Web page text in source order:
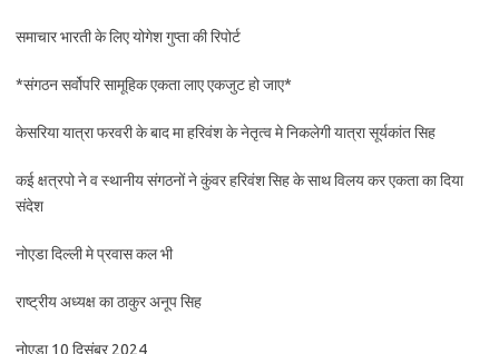
समाचार भारती के लिए योगेश गुप्ता की रिपोर्ट
*संगठन सर्वोपरि सामूहिक एकता लाए एकजुट हो जाए*
केसरिया यात्रा ‌फरवरी के बाद मा हरिवंश के नेतृत्व मे निकलेगी यात्रा सूर्यकांत सिह
कई क्षत्रपो ने व स्थानीय‌ संगठनों ने कुंवर हरिवंश सिह‌ के साथ विलय कर एकता का दिया
संदेश
नोएडा दिल्ली मे प्रवास कल‌ भी‌
राष्ट्रीय अध्यक्ष का ठाकुर अनूप सिह
नोएडा 10 दिसंबर 2024